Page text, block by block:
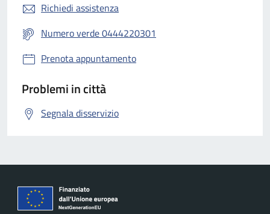
Richiedi assistenza
Numero verde 0444220301
Prenota appuntamento
Problemi in città
Segnala disservizio